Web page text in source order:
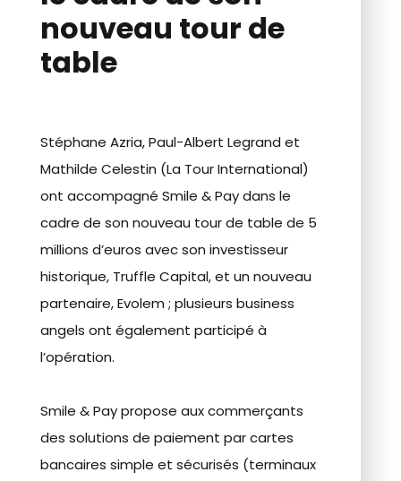
nouveau tour de
table
Stéphane Azria, Paul-Albert Legrand et
Mathilde Celestin (La Tour International)
ont accompagné Smile & Pay dans le
cadre de son nouveau tour de table de 5
millions d’euros avec son investisseur
historique, Truffle Capital, et un nouveau
partenaire, Evolem ; plusieurs business
angels ont également participé à
l’opération.
Smile & Pay propose aux commerçants
des solutions de paiement par cartes
bancaires simple et sécurisés (terminaux